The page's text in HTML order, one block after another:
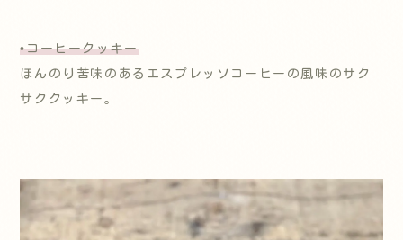
•コーヒークッキー
ほんのり苦味のあるエスプレッソコーヒーの風味のサク
サククッキー。